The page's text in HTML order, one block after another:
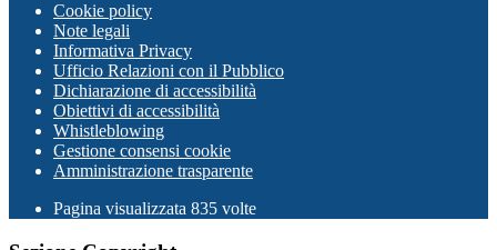
Cookie policy
Note legali
Informativa Privacy
Ufficio Relazioni con il Pubblico
Dichiarazione di accessibilità
Obiettivi di accessibilità
Whistleblowing
Gestione consensi cookie
Amministrazione trasparente
Pagina visualizzata 835 volte